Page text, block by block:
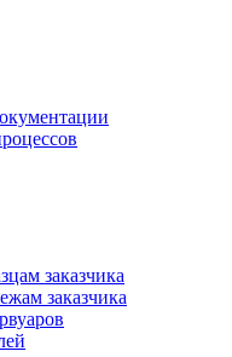
заказчика
заказчика